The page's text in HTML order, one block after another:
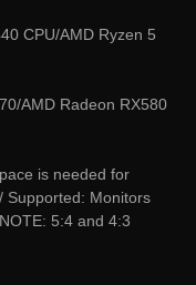
CPU/AMD Ryzen 5
AMD Radeon RX580
is needed for
Supported: Monitors
5:4 and 4:3